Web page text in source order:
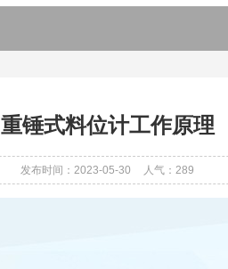
重锤式料位计工作原理
发布时间：2023-05-30 人气：289